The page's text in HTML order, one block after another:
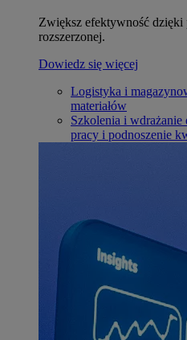
Zwiększ efektywność dzięki
rozszerzonej.
Dowiedz się więcej
Logistyka i
materiałów
Szkolenia i wdrażanie
pracy i podnoszenie